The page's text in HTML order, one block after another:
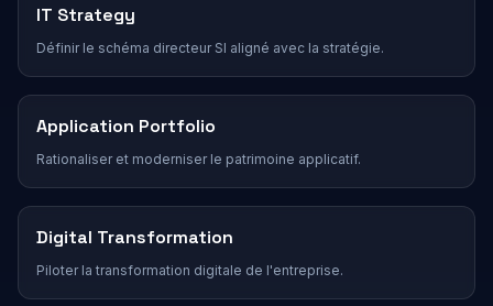
IT Strategy
Définir le schéma directeur SI aligné avec la stratégie.
Application Portfolio
Rationaliser et moderniser le patrimoine applicatif.
Digital Transformation
Piloter la transformation digitale de l'entreprise.